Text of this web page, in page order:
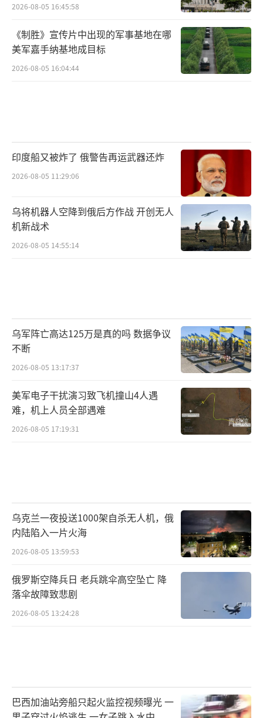
2026-08-05 16:45:58
《制胜》宣传片中出现的军事基地在哪
美军嘉手纳基地成目标
2026-08-05 16:04:44
印度船又被炸了 俄警告再运武器还炸
2026-08-05 11:29:06
乌将机器人空降到俄后方作战 开创无人
机新战术
2026-08-05 14:55:14
乌军阵亡高达125万是真的吗 数据争议
不断
2026-08-05 13:17:37
美军电子干扰演习致飞机撞山4人遇
难，机上人员全部遇难
2026-08-05 17:19:31
乌克兰一夜投送1000架自杀无人机，俄
内陆陷入一片火海
2026-08-05 13:59:53
俄罗斯空降兵日 老兵跳伞高空坠亡 降
落伞故障致悲剧
2026-08-05 13:24:28
巴西加油站旁船只起火监控视频曝光 一